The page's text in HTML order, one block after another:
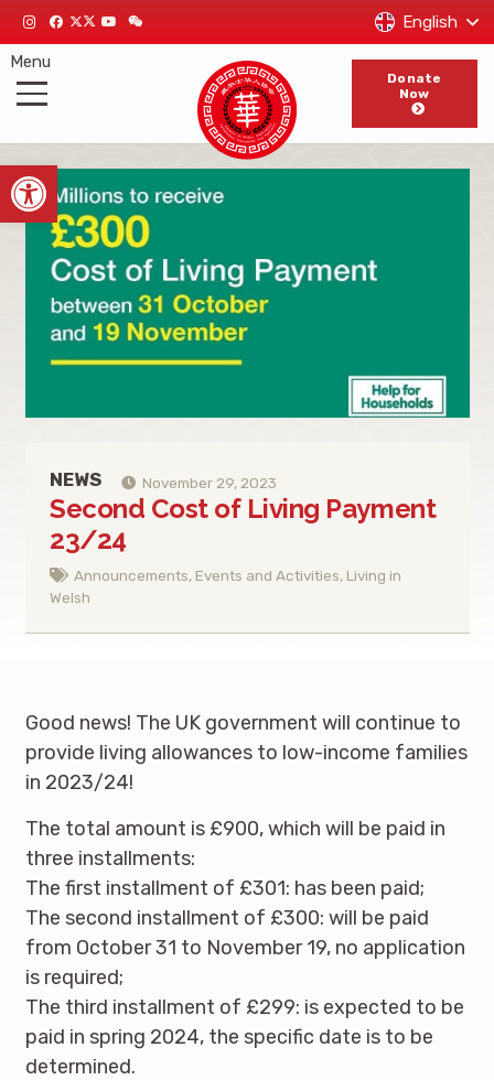
Open toolbar
English
Menu
Donate
Now
NEWS November 29, 2023
Second Cost of Living Payment
23/24
Announcements, Events and Activities, Living in
Welsh
Good news! The UK government will continue to
provide living allowances to low-income families
in 2023/24!
The total amount is £900, which will be paid in
three installments:
The first installment of £301: has been paid;
The second installment of £300: will be paid
from October 31 to November 19, no application
is required;
The third installment of £299: is expected to be
paid in spring 2024, the specific date is to be
determined.